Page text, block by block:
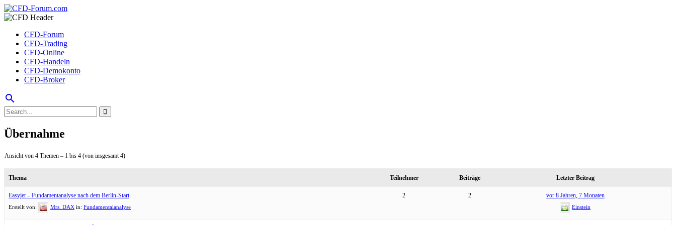
CFD-Forum
CFD-Trading
CFD-Online
CFD-Handeln
CFD-Demokonto
CFD-Broker
search
Übernahme
Ansicht von 4 Themen – 1 bis 4 (von insgesamt 4)
Thema Teilnehmer Beiträge Letzter Beitrag
Easyjet – Fundamentanalyse nach dem Berlin-Start
Erstellt von: Mrs. DAX in: Fundamentalanalyse
2 2 vor 8 Jahren, 7 Monaten
Einstein